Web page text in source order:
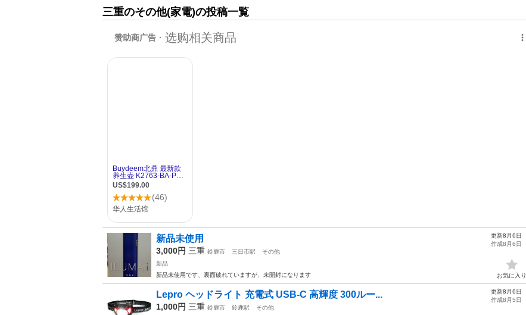
三重のその他(家電)の投稿一覧
新品未使用
3,000円 三重 鈴鹿市 三日市駅
その他
新品
新品未使用です、裏面破れていますが、未開封になります
更新8月6日
作成8月6日
お気に入り
Lepro ヘッドライト 充電式 USB-C 高輝度 300ルー...
1,000円 三重 鈴鹿市 鈴鹿駅
その他
更新8月6日
作成8月5日